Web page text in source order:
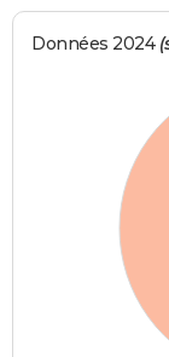
Données 2024